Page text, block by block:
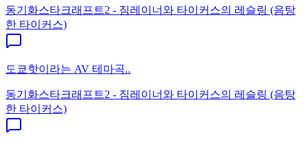
동기화스타크래프트2 - 짐레이너와 타이커스의 레슬링 (음탕
한 타이커스)
도쿄핫이라는 AV 테마곡..
동기화스타크래프트2 - 짐레이너와 타이커스의 레슬링 (음탕
한 타이커스)